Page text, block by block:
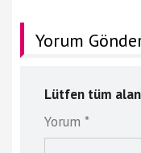
Yorum
Lütfen tüm
Yorum *